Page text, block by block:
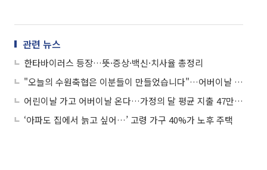
관련 뉴스
한타바이러스 등장…뜻·증상·백신·치사율 총정리
"오늘의 수원축협은 이분들이 만들었습니다"…어버이날 앞두고 88세 원로 조합원 찾아간 조합장
어린이날 가고 어버이날 온다…가정의 달 평균 지출 47만9000원
‘아파도 집에서 늙고 싶어…’ 고령 가구 40%가 노후 주택